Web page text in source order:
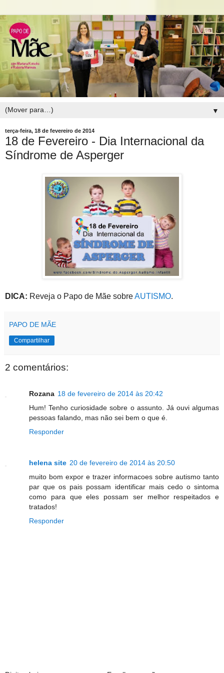
▼
terça-feira, 18 de fevereiro de 2014
18 de Fevereiro - Dia Internacional da
Síndrome de Asperger
DICA: Reveja o Papo de Mãe sobreAUTISMO.
PAPO DE MÃE
Compartilhar
2 comentários:
Rozana 18 de fevereiro de 2014 às 20:42
Hum! Tenho curiosidade sobre o assunto. Já ouvi algumas
pessoas falando, mas não sei bem o que é.
Responder
helena site 20 de fevereiro de 2014 às 20:50
muito bom expor e trazer informacoes sobre autismo tanto
par que os pais possam identificar mais cedo o sintoma
como para que eles possam ser melhor respeitados e
tratados!
Responder